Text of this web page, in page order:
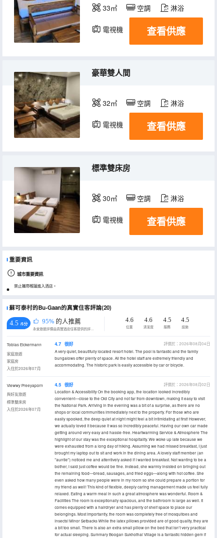
33㎡ 空調 淋浴
電視機 查看供應
豪華雙人間
32㎡ 空調 淋浴
電視機 查看供應
標準雙床房
30㎡ 空調 淋浴
電視機 查看供應
重要資訊
城市重要資訊
禁止攜帶榴蓮進入酒店。
蘇可泰村的Bu-Gaan的真實住客評論(20)
4.5 /5分 95% 的人推薦
永安旅遊評價由真實酒店住客提供的評價。
4.6
位置
4.6
清潔度
4.5
服務
4.5
設施
Tobias Eickermann
家庭旅遊
家庭房
入住於2026年07月
4.7 很好
評價於：2026年08月04日
A very quiet, beautifully located resort hotel. The pool is fantastic and the family
bungalows offer plenty of space. All the hotel staff are extremely friendly and
accommodating. The historic park is easily accessible by car or bicycle.
Viewwy Preeyaporn
與好友旅遊
標準雙床房
入住於2026年07月
4.5 很好
評價於：2026年08月02日
Location & Accessibility On the booking app, the location looked incredibly
convenient—close to the Old City and not far from downtown, making it easy to visit
the National Park. Arriving in the evening was a bit of a surprise, as there are no
shops or local communities immediately next to the property. For those who are
easily spooked, the deep quiet at night might feel a bit intimidating at first! However,
we actually loved it because it was so incredibly peaceful. Having our own car made
getting around very easy and hassle-free. Heartwarming Service & Atmosphere The
highlight of our stay was the exceptional hospitality. We woke up late because we
were exhausted from a long day of hiking. Assuming we had missed breakfast, I just
brought my laptop out to sit and work in the dining area. A lovely staff member (an
"auntie") noticed me and attentively asked if I wanted breakfast. Not wanting to be a
bother, I said just coffee would be fine. Instead, she warmly insisted on bringing out
the remaining food—bread, sausages, and fried eggs—along with hot coffee. She
even asked how many people were in my room so she could prepare a portion for
my friend as well! This kind of flexible, deeply caring management made us feel fully
relaxed. Eating a warm meal in such a great atmosphere was wonderful. Room &
Facilities The room is exceptionally spacious, and the bathroom is large as well. It
comes equipped with a hairdryer and has plenty of shelf space to place our
belongings. Most importantly, the room was completely free of mosquitoes and
insects! Minor Setbacks While the latex pillows provided are of good quality, they are
a bit too small. There is also an extra small pillow on the bed that isn't very practical
for actual sleeping. Summary Boogan Sukhothai Village is a fantastic hidden gem if